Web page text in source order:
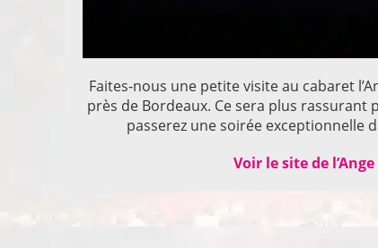
Faites-nous une petite visite au cabaret
près de Bordeaux. Ce sera plus
passerez une soirée exceptionnelle
Voir le site de